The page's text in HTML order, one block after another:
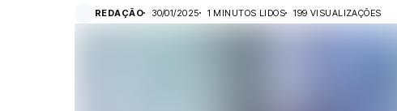
REDAÇÃO 30/01/2025 1 MINUTOS LIDOS 199 VISUALIZAÇÕES